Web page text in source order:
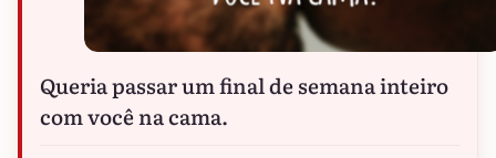
Queria passar um final de semana inteiro
com você na cama.